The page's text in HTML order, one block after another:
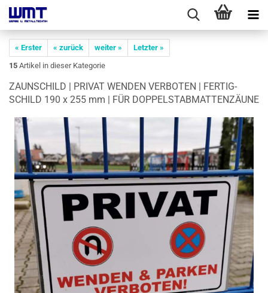
« Erster « zurück weiter »
Letzter »
15 Artikel in dieser Kategorie
ZAUN­SCHILD | PRI­VAT WEN­DEN VER­BO­TEN | FER­TIG­
SCHILD 190 x 255 mm | FÜR DOP­PEL­STABMAT­TEN­ZÄU­NE